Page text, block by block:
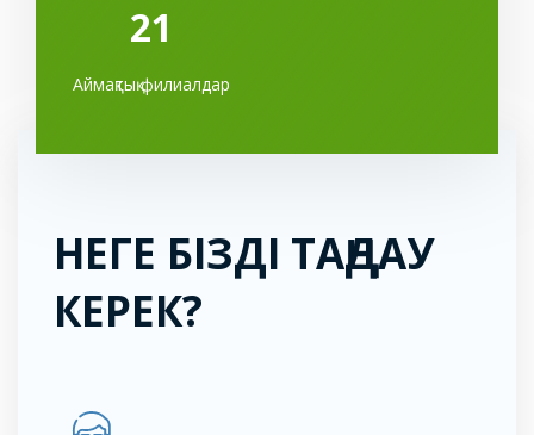
21
Аймақтық филиалдар
НЕГЕ БІЗДІ ТАҢДАУ
КЕРЕК?